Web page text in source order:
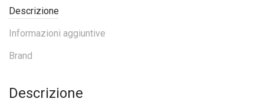
Descrizione
Informazioni aggiuntive
Brand
Descrizione